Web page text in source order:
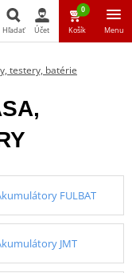
Hľadať
Hľadať Účet
0
Košík Menu
testery, batérie
FULBAT
JMT